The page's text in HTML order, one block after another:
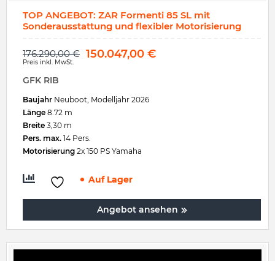
TOP ANGEBOT: ZAR Formenti 85 SL mit
Sonderausstattung und flexibler Motorisierung
176.290,00€ 150.047,00 €
Preis inkl. MwSt.
GFK RIB
Baujahr Neuboot, Modelljahr 2026
Länge 8.72 m
Breite 3,30 m
Pers. max. 14 Pers.
Motorisierung 2x 150 PS Yamaha
Auf Lager
Angebot ansehen